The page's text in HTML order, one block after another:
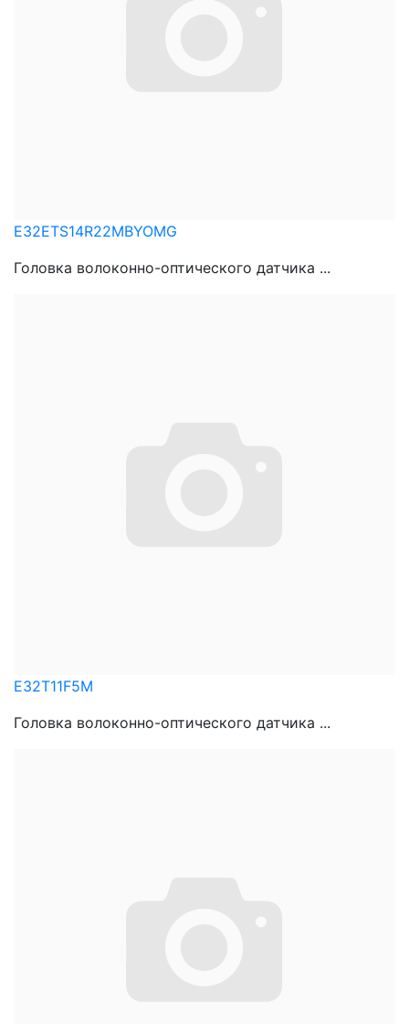
E32ETS14R22MBYOMG
Головка волоконно-оптического датчика ...
E32T11F5M
Головка волоконно-оптического датчика ...